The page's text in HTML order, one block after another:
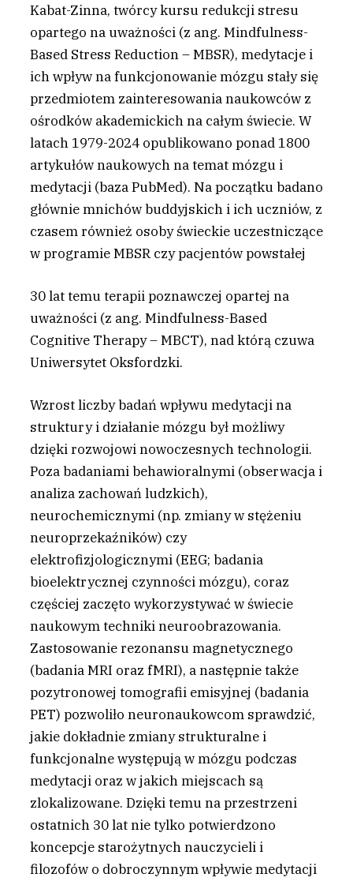
Kabat-Zinna, twórcy kursu redukcji stresu
opartego na uważności (z ang. Mindfulness-
Based Stress Reduction – MBSR), medytacje i
ich wpływ na funkcjonowanie mózgu stały się
przedmiotem zainteresowania naukowców z
ośrodków akademickich na całym świecie. W
latach 1979-2024 opublikowano ponad 1800
artykułów naukowych na temat mózgu i
medytacji (baza PubMed). Na początku badano
głównie mnichów buddyjskich i ich uczniów, z
czasem również osoby świeckie uczestniczące
w programie MBSR czy pacjentów powstałej
30 lat temu terapii poznawczej opartej na
uważności (z ang. Mindfulness-Based
Cognitive Therapy – MBCT), nad którą czuwa
Uniwersytet Oksfordzki.
Wzrost liczby badań wpływu medytacji na
struktury i działanie mózgu był możliwy
dzięki rozwojowi nowoczesnych technologii.
Poza badaniami behawioralnymi (obserwacja i
analiza zachowań ludzkich),
neurochemicznymi (np. zmiany w stężeniu
neuroprzekaźników) czy
elektrofizjologicznymi (EEG; badania
bioelektrycznej czynności mózgu), coraz
częściej zaczęto wykorzystywać w świecie
naukowym techniki neuroobrazowania.
Zastosowanie rezonansu magnetycznego
(badania MRI oraz fMRI), a następnie także
pozytronowej tomografii emisyjnej (badania
PET) pozwoliło neuronaukowcom sprawdzić,
jakie dokładnie zmiany strukturalne i
funkcjonalne występują w mózgu podczas
medytacji oraz w jakich miejscach są
zlokalizowane. Dzięki temu na przestrzeni
ostatnich 30 lat nie tylko potwierdzono
koncepcje starożytnych nauczycieli i
filozofów o dobroczynnym wpływie medytacji